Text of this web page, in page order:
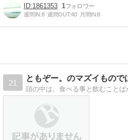
1861353 1
週間IN:8 週間OUT:40 月間IN:8
21
ともぞー。のマズイもので